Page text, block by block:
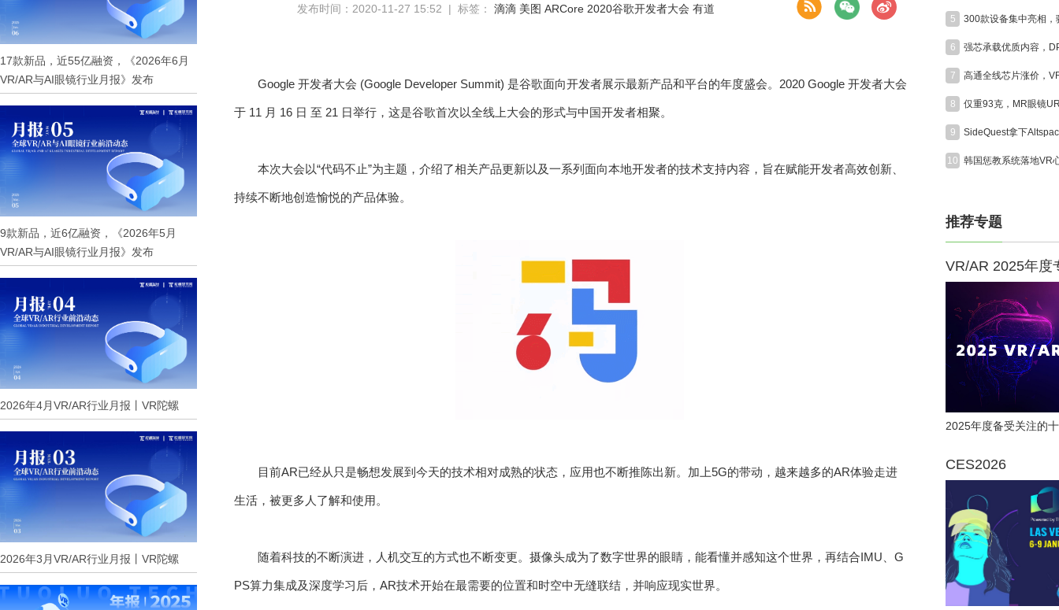
17款新品，近55亿融资，《2026年6月
VR/AR与AI眼镜行业月报》发布
9款新品，近6亿融资，《2026年5月
VR/AR与AI眼镜行业月报》发布
2026年4月VR/AR行业月报丨VR陀螺
2026年3月VR/AR行业月报丨VR陀螺
发布时间：2020-11-27 15:52 | 标签： 滴滴 美图 ARCore 2020谷歌开发者大会 有道
Google 开发者大会 (Google Developer Summit) 是谷歌面向开发者展示最新产品和平台的年度盛会。2020 Google 开发者大会
于 11 月 16 日 至 21 日举行，这是谷歌首次以全线上大会的形式与中国开发者相聚。
本次大会以“代码不止”为主题，介绍了相关产品更新以及一系列面向本地开发者的技术支持内容，旨在赋能开发者高效创新、
持续不断地创造愉悦的产品体验。
目前AR已经从只是畅想发展到今天的技术相对成熟的状态，应用也不断推陈出新。加上5G的带动，越来越多的AR体验走进
生活，被更多人了解和使用。
随着科技的不断演进，人机交互的方式也不断变更。摄像头成为了数字世界的眼睛，能看懂并感知这个世界，再结合IMU、G
PS算力集成及深度学习后，AR技术开始在最需要的位置和时空中无缝联结，并响应现实世界。
5
6
7
8
9
10
推荐专题
VR/AR 2025年度
2025年度备受关注的
CES2026